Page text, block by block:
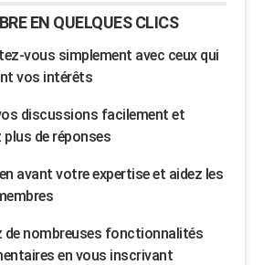
EN QUELQUES CLICS
vous simplement avec ceux qui
vos intérêts
discussions facilement et
plus de réponses
avant votre expertise et aidez les
de nombreuses fonctionnalités
en vous inscrivant